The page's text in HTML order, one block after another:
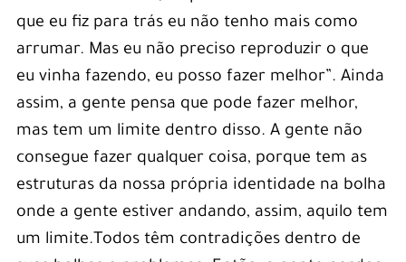
que eu fiz para trás eu não tenho mais como
arrumar. Mas eu não preciso reproduzir o que
eu vinha fazendo, eu posso fazer melhor”. Ainda
assim, a gente pensa que pode fazer melhor,
mas tem um limite dentro disso. A gente não
consegue fazer qualquer coisa, porque tem as
estruturas da nossa própria identidade na bolha
onde a gente estiver andando, assim, aquilo tem
um limite.Todos têm contradições dentro de